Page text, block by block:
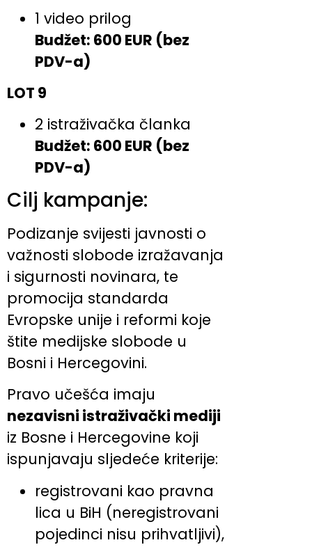
1 video prilog
Budžet: 600 EUR (bez
PDV-a)
LOT 9
2 istraživačka članka
Budžet: 600 EUR (bez
PDV-a)
Cilj kampanje:
Podizanje svijesti javnosti o
važnosti slobode izražavanja
i sigurnosti novinara, te
promocija standarda
Evropske unije i reformi koje
štite medijske slobode u
Bosni i Hercegovini.
Pravo učešća imaju
nezavisni istraživački mediji
iz Bosne i Hercegovine koji
ispunjavaju sljedeće kriterije:
registrovani kao pravna
lica u BiH (neregistrovani
pojedinci nisu prihvatljivi),